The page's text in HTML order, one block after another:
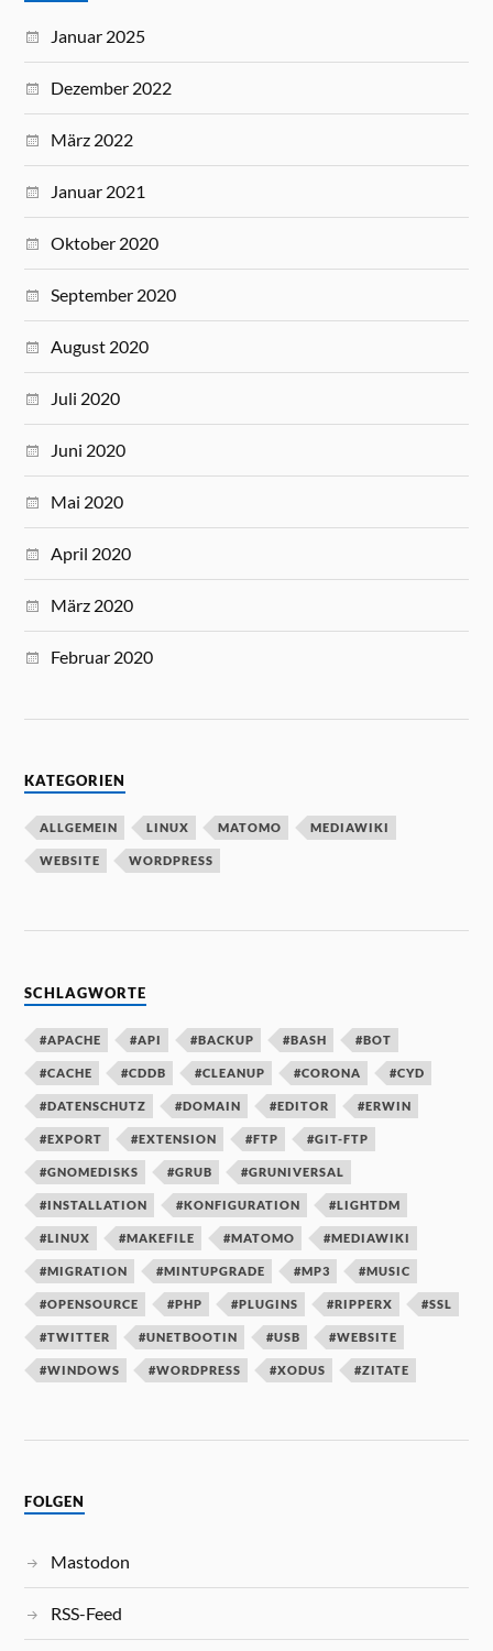
Januar 2025
Dezember 2022
März 2022
Januar 2021
Oktober 2020
September 2020
August 2020
Juli 2020
Juni 2020
Mai 2020
April 2020
März 2020
Februar 2020
KATEGORIEN
ALLGEMEIN LINUX MATOMO MEDIAWIKI
WEBSITE WORDPRESS
SCHLAGWORTE
#APACHE #API #BACKUP #BASH #BOT
#CACHE #CDDB #CLEANUP #CORONA #CYD
#DATENSCHUTZ #DOMAIN #EDITOR #ERWIN
#EXPORT #EXTENSION #FTP #GIT-FTP
#GNOMEDISKS #GRUB #GRUNIVERSAL
#INSTALLATION #KONFIGURATION #LIGHTDM
#LINUX #MAKEFILE #MATOMO #MEDIAWIKI
#MIGRATION #MINTUPGRADE #MP3 #MUSIC
#OPENSOURCE #PHP #PLUGINS #RIPPERX #SSL
#TWITTER #UNETBOOTIN #USB #WEBSITE
#WINDOWS #WORDPRESS #XODUS #ZITATE
FOLGEN
Mastodon
RSS-Feed